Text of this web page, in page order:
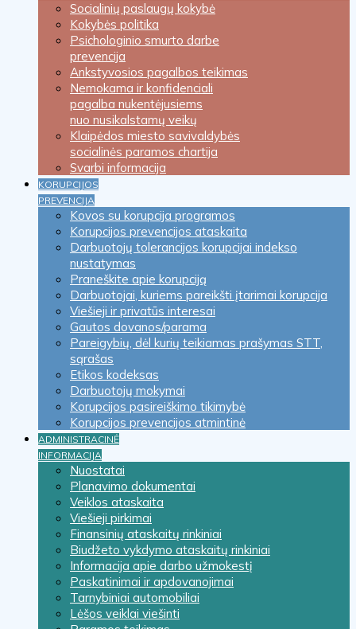
Socialinių paslaugų kokybė
Kokybės politika
Psichologinio smurto darbe
prevencija
Ankstyvosios pagalbos teikimas
Nemokama ir konfidenciali
pagalba nukentėjusiems
nuo nusikalstamų veikų
Klaipėdos miesto savivaldybės
socialinės paramos chartija
Svarbi informacija
KORUPCIJOS
PREVENCIJA
Kovos su korupcija programos
Korupcijos prevencijos ataskaita
Darbuotojų tolerancijos korupcijai indekso
nustatymas
Praneškite apie korupciją
Darbuotojai, kuriems pareikšti įtarimai korupcija
Viešieji ir privatūs interesai
Gautos dovanos/parama
Pareigybių, dėl kurių teikiamas prašymas STT,
sąrašas
Etikos kodeksas
Darbuotojų mokymai
Korupcijos pasireiškimo tikimybė
Korupcijos prevencijos atmintinė
ADMINISTRACINĖ
INFORMACIJA
Nuostatai
Planavimo dokumentai
Veiklos ataskaita
Viešieji pirkimai
Finansinių ataskaitų rinkiniai
Biudžeto vykdymo ataskaitų rinkiniai
Informacija apie darbo užmokestį
Paskatinimai ir apdovanojimai
Tarnybiniai automobiliai
Lėšos veiklai viešinti